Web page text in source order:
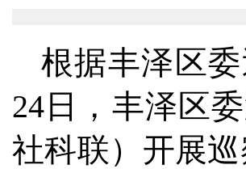
根据丰泽区
24日，丰泽区
社科联）开展